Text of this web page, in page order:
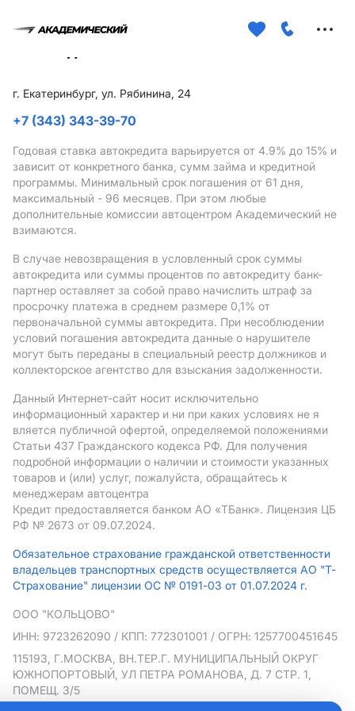
г. Екатеринбург, ул. Рябинина, 24
+7 (343) 343-39-70
Годовая ставка автокредита варьируется от 4.9% до 15% и
зависит от конкретного банка, сумм займа и кредитной
программы. Минимальный срок погашения от 61 дня,
максимальный - 96 месяцев. При этом любые
дополнительные комиссии автоцентром Академический не
взимаются.
В случае невозвращения в условленный срок суммы
автокредита или суммы процентов по автокредиту банк-
партнер оставляет за собой право начислить штраф за
просрочку платежа в среднем размере 0,1% от
первоначальной суммы автокредита. При несоблюдении
условий погашения автокредита данные о нарушителе
могут быть переданы в специальный реестр должников и
коллекторское агентство для взыскания задолженности.
Данный Интернет-сайт носит исключительно
информационный характер и ни при каких условиях не я
вляется публичной офертой, определяемой положениями
Статьи 437 Гражданского кодекса РФ. Для получения
подробной информации о наличии и стоимости указанных
товаров и (или) услуг, пожалуйста, обращайтесь к
менеджерам автоцентра
Кредит предоставляется банком АO «ТБанк». Лицензия ЦБ
РФ № 2673 от 09.07.2024.
Обязательное страхование гражданской ответственности
владельцев транспортных средств осуществляется АО "Т-
Страхование" лицензии ОС № 0191-03 от 01.07.2024 г.
ООО "КОЛЬЦОВО"
ИНН: 9723262090 / КПП: 772301001 / ОГРН: 1257700451645
115193, Г.МОСКВА, ВН.ТЕР.Г. МУНИЦИПАЛЬНЫЙ ОКРУГ
ЮЖНОПОРТОВЫЙ, УЛ ПЕТРА РОМАНОВА, Д. 7 СТР. 1,
ПОМЕЩ. 3/5